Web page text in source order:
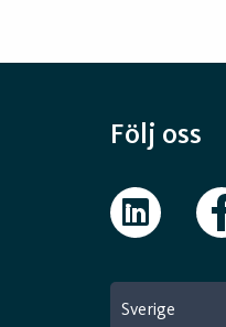
Följ oss
Sverige